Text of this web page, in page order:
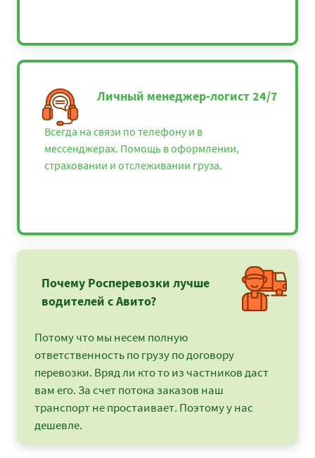
Личный менеджер-логист 24/7
Всегда на связи по телефону и в
мессенджерах. Помощь в оформлении,
страховании и отслеживании груза.
Почему Росперевозки лучше
водителей с Авито?
Потому что мы несем полную
ответственность по грузу по договору
перевозки. Вряд ли кто то из частников даст
вам его. За счет потока заказов наш
транспорт не простаивает. Поэтому у нас
дешевле.